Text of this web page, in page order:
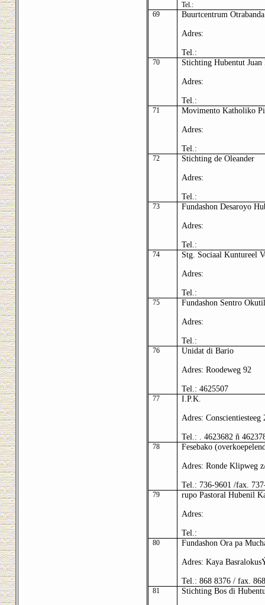
Tel.:
69
Buurtcentrum Otrabanda
Adres:
Tel.:
70 Stichting Hubentut
Adres:
Tel.:
71 Movimento Katholiko
Adres:
Tel.:
72 Stichting de Oleander
Adres:
Tel.:
73 Fundashon Desaroyo
Adres:
Tel.:
74 Stg. Sociaal Kuntureel
Adres:
Tel.:
75 Fundashon Sentro Okutil
Adres:
Tel.:
76 Unidat di Bario
Adres: Roodeweg 92
Tel.: 4625507
77 I.P.K.
Adres: Conscientiesteeg
Tel.: . 4623682 ñ
78 Fesebako
Adres: Ronde Klipweg
Tel.: 736-9601 /fax.
79 rupo Pastoral Hubenil
Adres:
Tel.:
80 Fundashon Ora pa
Adres: Kaya Basralokus
Tel.: 868 8376 / fax.
81 Stichting Bos di